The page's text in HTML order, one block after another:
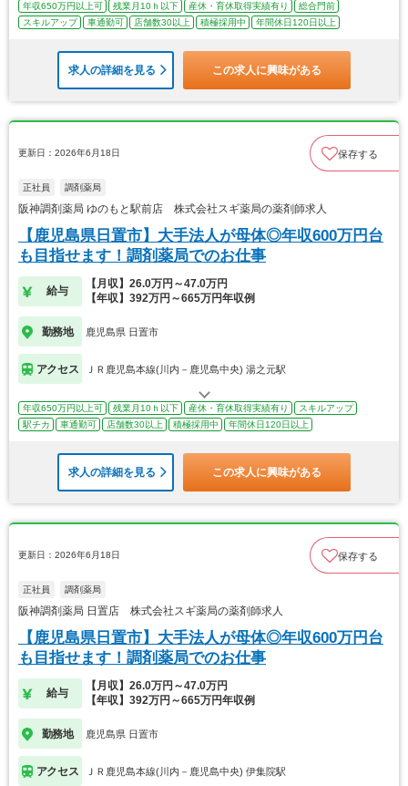
年収650万円以上可 残業月10ｈ以下 産休・育休取得実績有り
総合門前
スキルアップ
車通勤可 店舗数30以上 積極採用中 年間休日120日以上
求人の詳細を見る この求人に興味がある
更新日：2026年6月18日 保存する
正社員 調剤薬局
阪神調剤薬局 ゆのもと駅前店 株式会社スギ薬局の薬剤師求人
【鹿児島県日置市】大手法人が母体◎年収600万円台
も目指せます！調剤薬局でのお仕事
給与
【月収】26.0万円～47.0万円
【年収】392万円～665万円年収例
勤務地 鹿児島県 日置市
アクセス ＪＲ鹿児島本線(川内－鹿児島中央) 湯之元駅
年収650万円以上可 残業月10ｈ以下 産休・育休取得実績有り
スキルアップ
駅チカ
車通勤可 店舗数30以上 積極採用中 年間休日120日以上
求人の詳細を見る この求人に興味がある
更新日：2026年6月18日 保存する
正社員 調剤薬局
阪神調剤薬局 日置店 株式会社スギ薬局の薬剤師求人
【鹿児島県日置市】大手法人が母体◎年収600万円台
も目指せます！調剤薬局でのお仕事
給与
【月収】26.0万円～47.0万円
【年収】392万円～665万円年収例
勤務地 鹿児島県 日置市
アクセス ＪＲ鹿児島本線(川内－鹿児島中央) 伊集院駅